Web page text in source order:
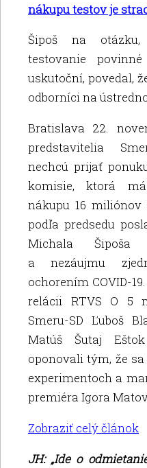
nákupu testov je
Šipoš na
testovanie
uskutoční, povedal,
odborníci na
Bratislava 22.
predstavitelia
nechcú prijať
komisie, ktorá
nákupu 16 miliónov
podľa predsedu
Michala Šipoša
a nezáujmu
ochorením COVID-
relácii RTVS O 5
Smeru-SD Ľuboš
Matúš Šutaj
oponovali tým, že
experimentoch a
premiéra Igora
Zobraziť celý článok
JH: „Ide o